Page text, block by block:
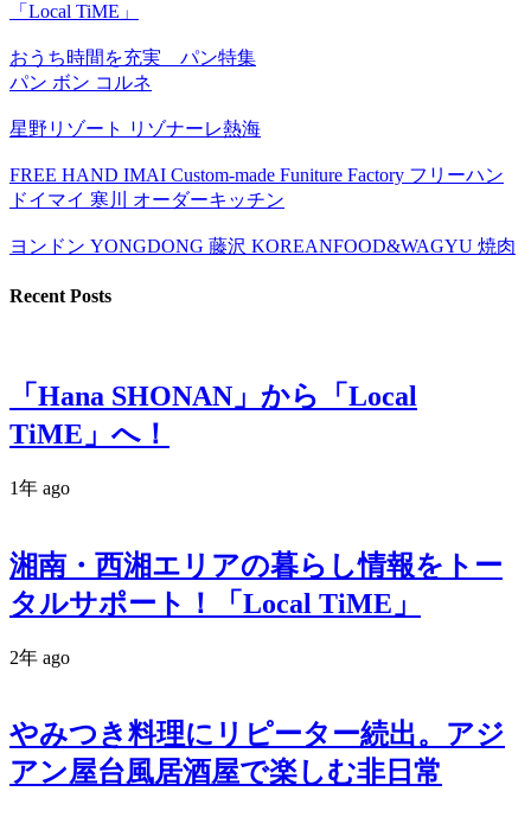
「Local TiME」
おうち時間を充実 パン特集
パン ボン コルネ
星野リゾート リゾナーレ熱海
FREE HAND IMAI Custom-made Funiture Factory フリーハン
ドイマイ 寒川 オーダーキッチン
ヨンドン YONGDONG 藤沢 KOREANFOOD&WAGYU 焼肉
Recent Posts
「Hana SHONAN」から「Local
TiME」へ！
1年 ago
湘南・西湘エリアの暮らし情報をトー
タルサポート！「Local TiME」
2年 ago
やみつき料理にリピーター続出。アジ
アン屋台風居酒屋で楽しむ非日常